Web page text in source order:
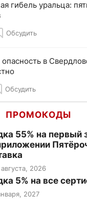
гибель уральца:
Обсудить
опасность в
Обсудить
ПРОМОКОДЫ
55% на первый
2026
5% на все
2027